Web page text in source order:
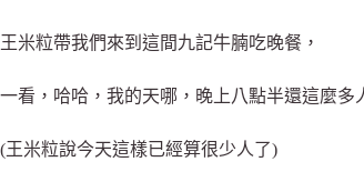
王米粒帶我們來到這間九記牛腩吃晚餐，
一看，哈哈，我的天哪，晚上八點半還這麼多
(王米粒說今天這樣已經算很少人了)